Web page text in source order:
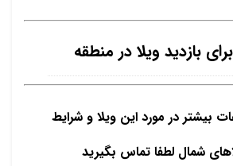
بازدید ویلا در منطقه
بیشتر در مورد این ویلا و شرایط
شمال لطفا تماس بگیرید